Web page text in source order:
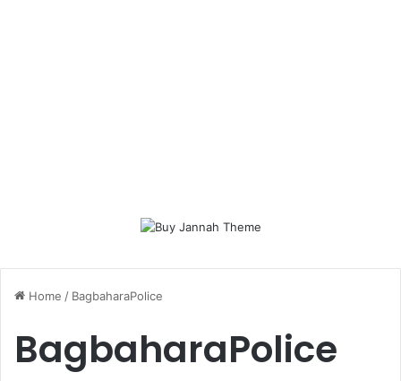
Home / BagbaharaPolice
BagbaharaPolice